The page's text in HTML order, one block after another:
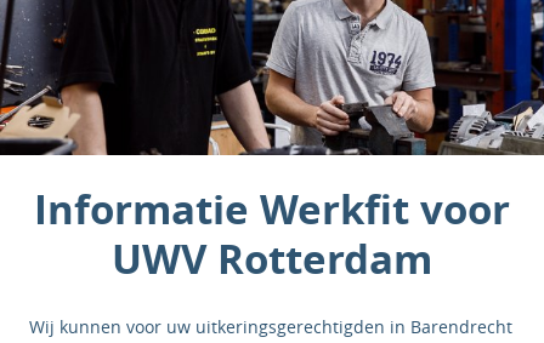
Informatie Werkfit voor
UWV Rotterdam
Wij kunnen voor uw uitkeringsgerechtigden in Barendrecht